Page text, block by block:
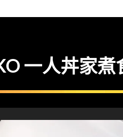
一人丼家